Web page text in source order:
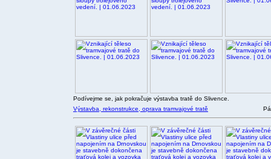
Podívejme se, jak pokračuje výstavba tratě do Slivence.
Výstavba, rekonstrukce, oprava tramvajové tratě